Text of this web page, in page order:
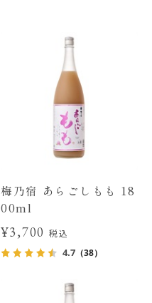
梅乃宿 あらごしもも 18
00ml
¥3,700 税込
4.7 （38）